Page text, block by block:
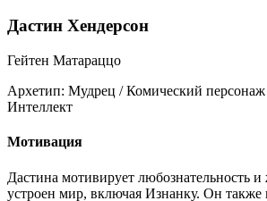
Дастин Хендерсон
Гейтен Матараццо
Архетип: Мудрец / Комический персонаж
Интеллект
Мотивация
Дастина мотивирует любознательность
устроен мир, включая Изнанку. Он также